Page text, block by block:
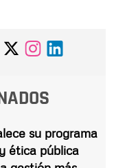
su programa
ética pública